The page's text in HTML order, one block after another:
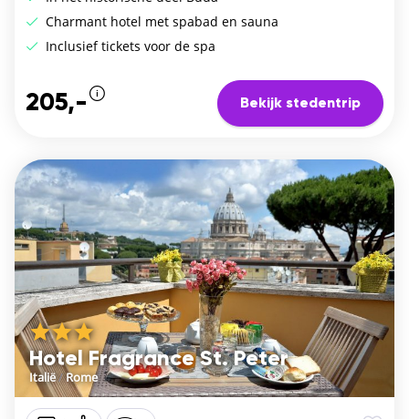
Charmant hotel met spabad en sauna
Inclusief tickets voor de spa
205,- Bekijk stedentrip
Hotel Fragrance St. Peter
Italië/Rome